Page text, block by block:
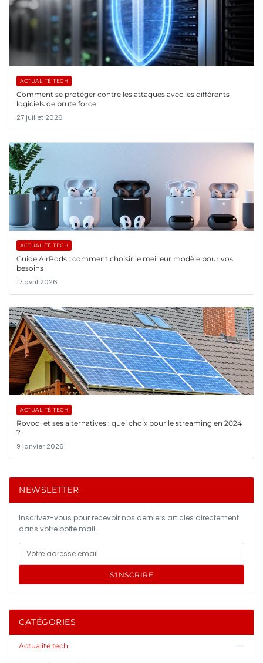
ACTUALITÉ TECH
Comment se protéger contre les attaques avec les différents
logiciels de brute force
27 juillet 2026
ACTUALITÉ TECH
Guide AirPods : comment choisir le meilleur modèle pour vos
besoins
17 avril 2026
ACTUALITÉ TECH
Rovodi et ses alternatives : quel choix pour le streaming en 2024
?
9 janvier 2026
NEWSLETTER
Inscrivez-vous pour recevoir nos derniers articles directement
dans votre boîte mail.
S'INSCRIRE
CATÉGORIES
Actualité tech